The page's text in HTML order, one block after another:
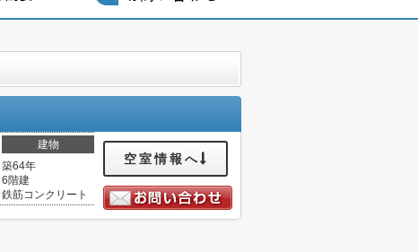
建物
築64年
6階建
鉄筋コンクリート
空室情報へ